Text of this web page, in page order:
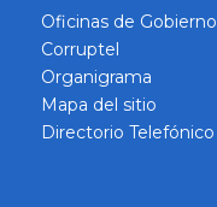
Oficinas de Gobierno
Corruptel
Organigrama
Mapa del sitio
Directorio Telefónico